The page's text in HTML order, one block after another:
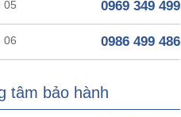
05 0969 349 499
06 0986 499 486
tâm bảo hành